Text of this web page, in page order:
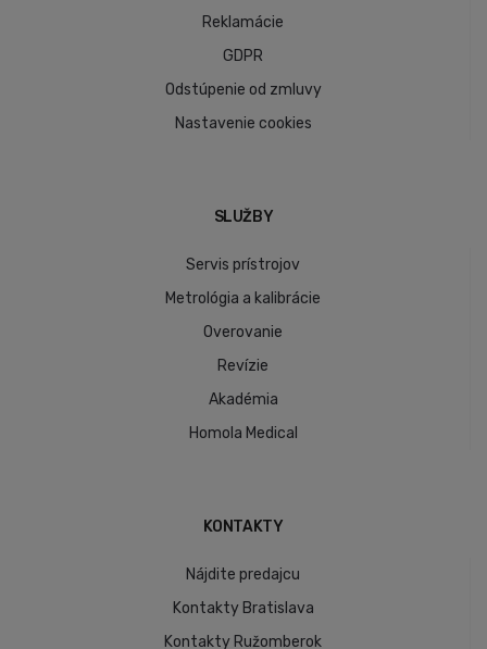
Reklamácie
GDPR
Odstúpenie od zmluvy
Nastavenie cookies
SLUŽBY
Servis prístrojov
Metrológia a kalibrácie
Overovanie
Revízie
Akadémia
Homola Medical
KONTAKTY
Nájdite predajcu
Kontakty Bratislava
Kontakty Ružomberok